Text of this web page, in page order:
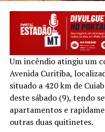
Um incêndio atingiu um
Avenida Curitiba,
situado a 420 km de
deste sábado (9), tendo
apartamentos e
outras duas quitinetes.